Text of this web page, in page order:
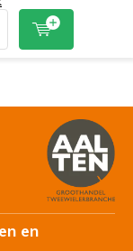
en